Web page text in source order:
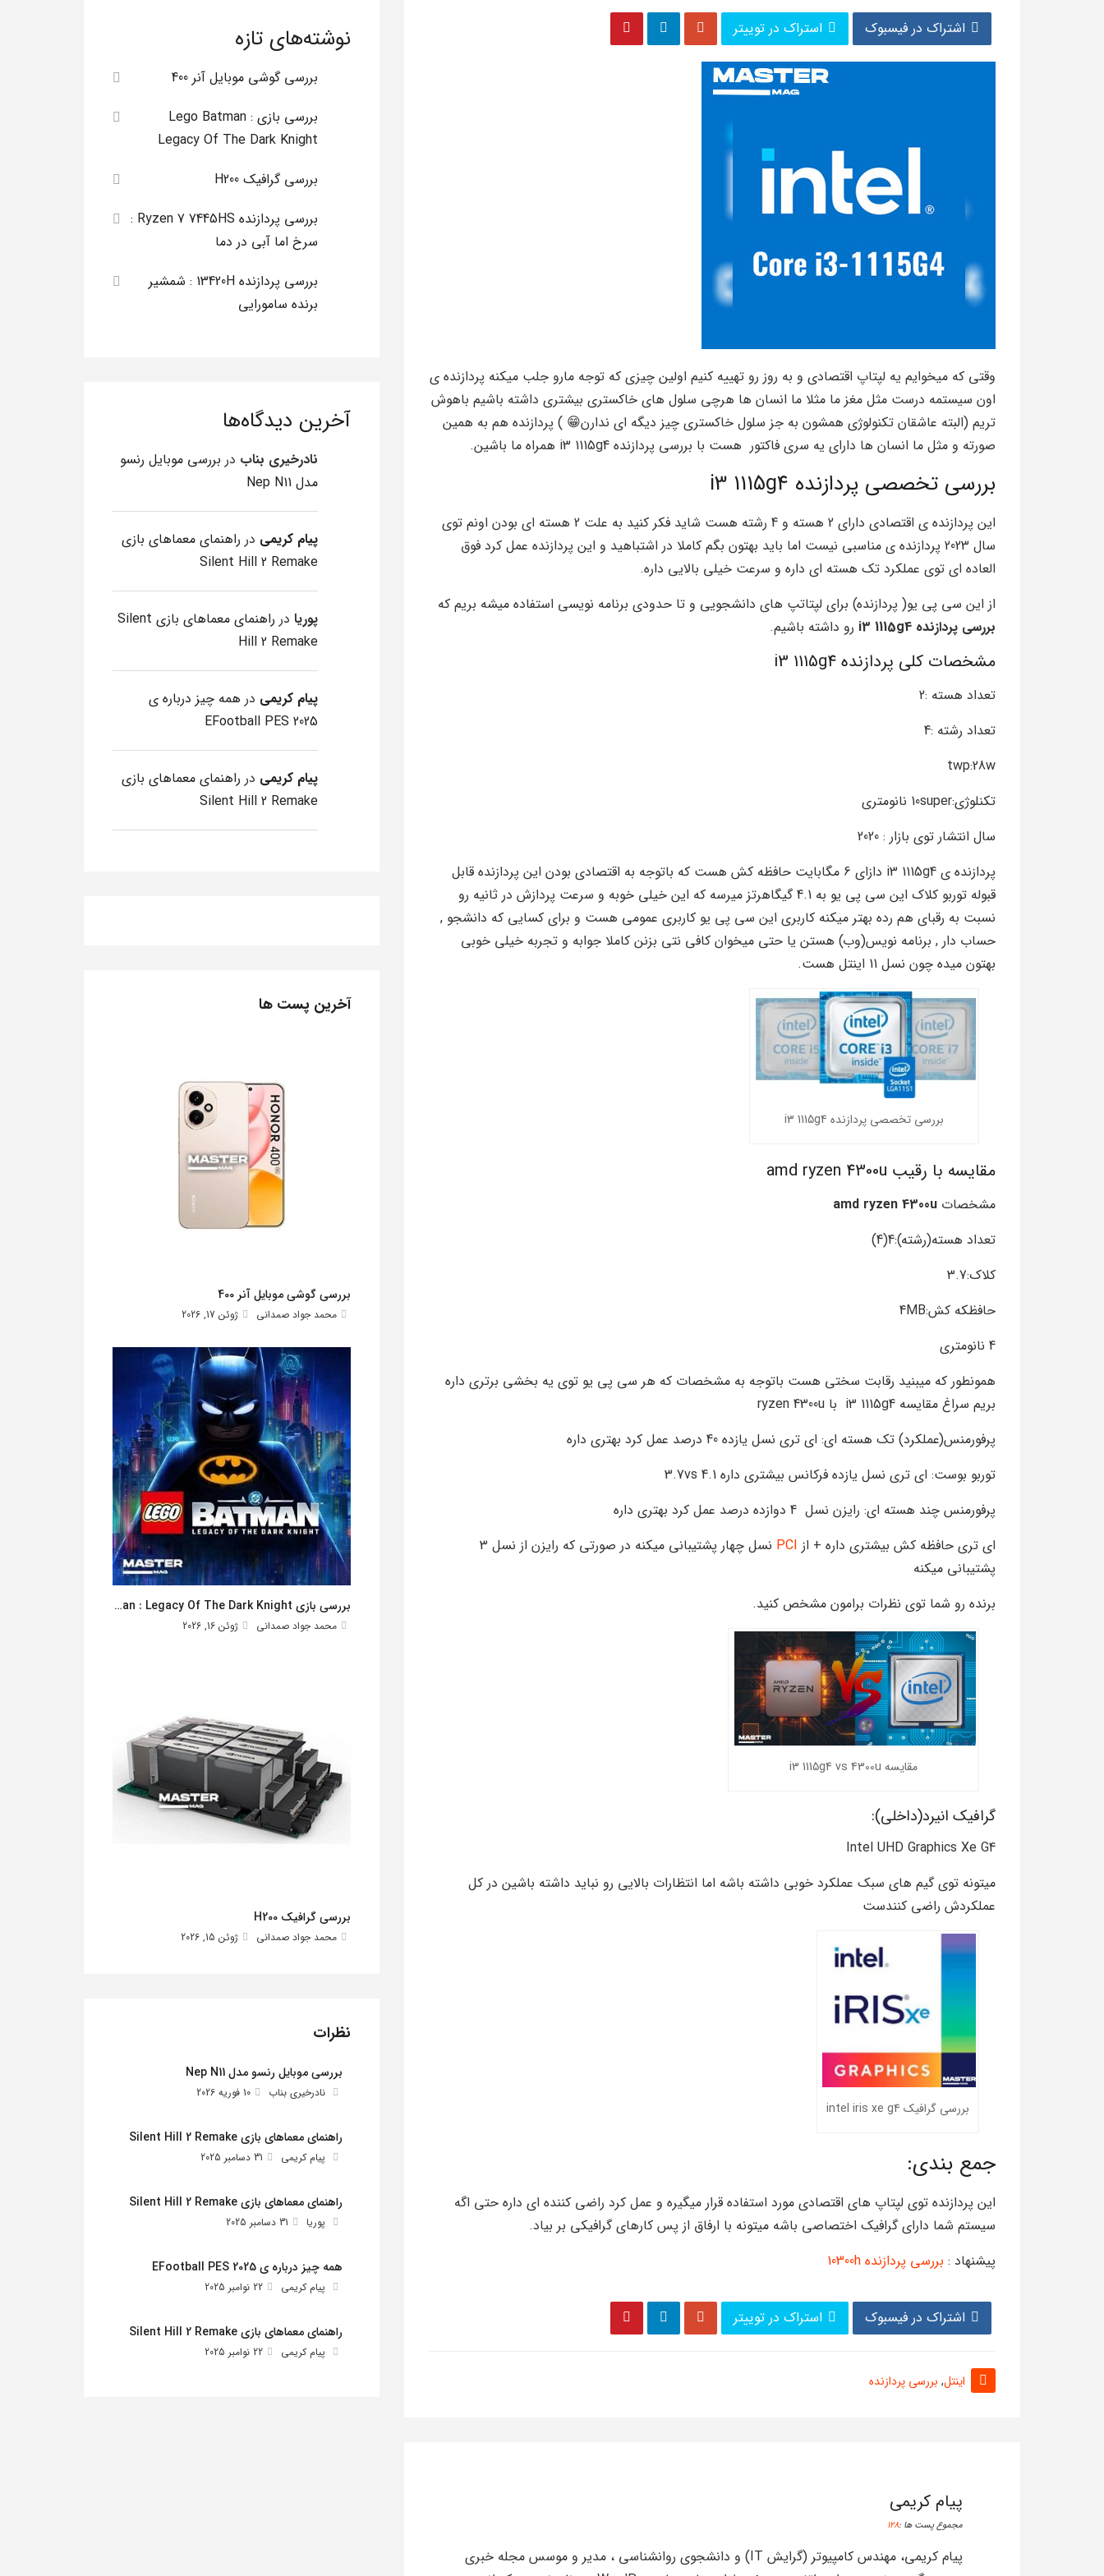
اشتراک در فیسبوک استراک در توییتر
وقتی که میخوایم یه لپتاپ اقتصادی و به روز رو تهییه کنیم اولین چیزی که توجه مارو جلب میکنه پردازنده ی
اون سیستمه درست مثل مغز ما مثلا ما انسان ها هرچی سلول های خاکستری بیشتری داشته باشیم باهوش
تریم (البته عاشقان تکنولوژی همشون به جز سلول خاکستری چیز دیگه ای ندارن😁 ) پردازنده هم به همین
صورته و مثل ما انسان ها دارای یه سری فاکتور هست با بررسی پردازنده i3 1115g4 همراه ما باشین.
بررسی تخصصی پردازنده i3 1115g4
این پردازنده ی اقتصادی دارای 2 هسته و 4 رشته هست شاید فکر کنید به علت 2 هسته ای بودن اونم توی
سال 2023 پردازنده ی مناسبی نیست اما باید بهتون بگم کاملا در اشتباهید و این پردازنده عمل کرد فوق
العاده ای توی عملکرد تک هسته ای داره و سرعت خیلی بالایی داره.
از این سی پی یو( پردازنده) برای لپتاتپ های دانشجویی و تا حدودی برنامه نویسی استفاده میشه بریم که
بررسی پردازنده i3 1115g4
رو داشته باشیم.
مشخصات کلی پردازنده i3 1115g4
تعداد هسته :2
تعداد رشته :4
twp:28w
تکنلوژی:10super نانومتری
سال انتشار توی بازار : 2020
پردازنده ی i3 1115g4 دازای 6 مگابایت حافظه کش هست که باتوجه به اقتصادی بودن این پردازنده قابل
قبوله توربو کلاک این سی پی یو به 4.1 گیگاهرتز میرسه که این خیلی خوبه و سرعت پردازش در ثانیه رو
نسبت به رقبای هم رده بهتر میکنه کاربری این سی پی یو کاربری عمومی هست و برای کسایی که دانشجو ,
حساب دار , برنامه نویس(وب) هستن یا حتی میخوان کافی نتی بزنن کاملا جوابه و تجربه خیلی خوبی
بهتون میده چون نسل 11 اینتل هست.
بررسی تخصصی پردازنده i3 1115g4
مقایسه با رقیب amd ryzen 4300u
مشخصات amd ryzen 4300u
تعداد هسته(رشته):4(4)
کلاک:3.7
حافظکه کش:4MB
4 نانومتری
همونطور که میبنید رقابت سختی هست باتوجه به مشخصات که هر سی پی یو توی یه بخشی برتری داره
بریم سراغ مقایسه i3 1115g4 با ryzen 4300u
پرفورمنس(عملکرد) تک هسته ای: ای تری نسل یازده 40 درصد عمل کرد بهتری داره
توربو بوست: ای تری نسل یازده فرکانس بیشتری داره 4.1 3.7vs
پرفورمنس چند هسته ای: رایزن نسل 4 دوازده درصد عمل کرد بهتری داره
ای تری حافظه کش بیشتری داره + از PCI
نسل چهار پشتیبانی میکنه در صورتی که رایزن از نسل 3
پشتیبانی میکنه
برنده رو شما توی نظرات برامون مشخص کنید.
مقایسه i3 1115g4 vs 4300u
گرافیک انیرد(داخلی):
Intel UHD Graphics Xe G4
میتونه توی گیم های سبک عملکرد خوبی داشته باشه اما انتظارات بالایی رو نباید داشته باشین در کل
عملکردش راضی کنندست
بررسی گرافیک intel iris xe g4
جمع بندی:
این پردازنده توی لپتاپ های اقتصادی مورد استفاده قرار میگیره و عمل کرد راضی کننده ای داره حتی اگه
سیستم شما دارای گرافیک اختصاصی باشه میتونه با ارفاق از پس کارهای گرافیکی بر بیاد.
پیشنهاد : بررسی پردازنده 10300h
اشتراک در فیسبوک استراک در توییتر
اینتل, بررسی پردازنده
پیام کریمی
مجموع پست ها :128
پیام کریمی، مهندس کامپیوتر (گرایش IT) و دانشجوی روانشناسی ، مدیر و موسس مجله خبری
نوشته‌های تازه
بررسی گوشی موبایل آنر 400
بررسی بازی Lego Batman :
Legacy Of The Dark Knight
بررسی گرافیک H200
بررسی پردازنده Ryzen 7 7445HS :
سرخ اما آبی در دما
بررسی پردازنده 13420H : شمشیر
برنده سامورایی
آخرین دیدگاه‌ها
نادرخیری بناب در بررسی موبایل رنسو
مدل Nep N11
پیام کریمی در راهنمای معماهای بازی
Silent Hill 2 Remake
پوریا در
راهنمای معماهای بازی Silent
Hill 2 Remake
پیام کریمی در همه چیز درباره ی
EFootball PES 2025
پیام کریمی در راهنمای معماهای بازی
Silent Hill 2 Remake
آخرین پست ها
بررسی گوشی موبایل آنر 400
محمد جواد صمدانی ژوئن 17, 2026
بررسی بازی Lego Batman : Legacy Of The Dark Knight
محمد جواد صمدانی ژوئن 16, 2026
بررسی گرافیک H200
محمد جواد صمدانی ژوئن 15, 2026
نظرات
بررسی موبایل رنسو مدل Nep N11
نادرخیری بناب 10 فوریه 2026
راهنمای معماهای بازی Silent Hill 2 Remake
پیام کریمی 31 دسامبر 2025
راهنمای معماهای بازی Silent Hill 2 Remake
پوریا 31 دسامبر 2025
همه چیز درباره ی EFootball PES 2025
پیام کریمی 22 نوامبر 2025
راهنمای معماهای بازی Silent Hill 2 Remake
پیام کریمی 22 نوامبر 2025